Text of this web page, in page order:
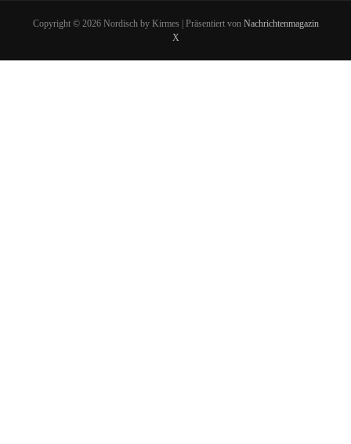
Copyright © 2026 Nordisch by Kirmes | Präsentiert von Nachrichtenmagazin
X